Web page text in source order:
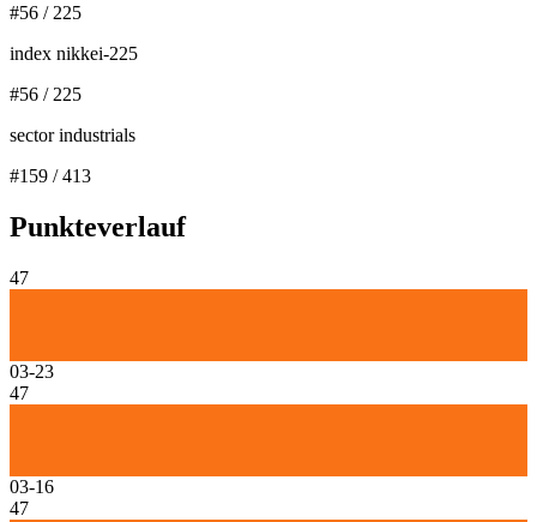
#56 / 225
index nikkei-225
#56 / 225
sector industrials
#159 /413
Punkteverlauf
47
03-23
47
03-16
47